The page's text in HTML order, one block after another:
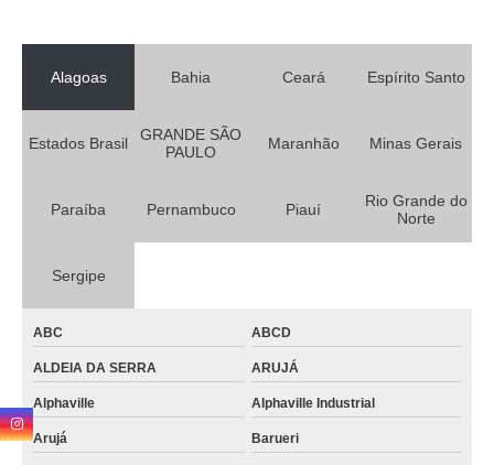
Alagoas Bahia Ceará Espírito Santo
Estados Brasil
GRANDE SÃO
PAULO
Maranhão Minas Gerais
Paraíba Pernambuco Piauí
Rio Grande do
Norte
Sergipe
ABC ABCD
ALDEIA DA SERRA ARUJÁ
Alphaville Alphaville Industrial
Arujá Barueri